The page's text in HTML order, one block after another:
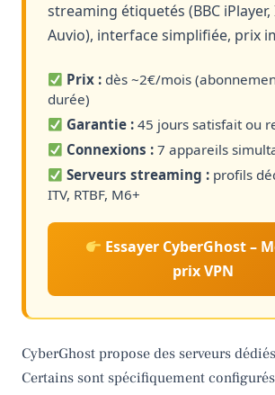
streaming étiquetés (BBC iPlayer,
Auvio), interface simplifiée, prix
Prix : dès ~2€/mois
durée)
Garantie : 45 jours satisfait ou
Connexions : 7 appareils
Serveurs streaming : profils
ITV, RTBF, M6+
Essayer CyberGhost –
prix VPN
CyberGhost propose des serveurs
Certains sont spécifiquement